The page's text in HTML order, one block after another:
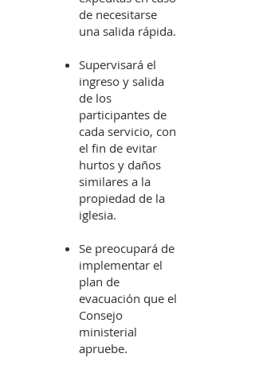
de necesitarse
una salida rápida.
Supervisará el
ingreso y salida
de los
participantes de
cada servicio, con
el fin de evitar
hurtos y daños
similares a la
propiedad de la
iglesia.
Se preocupará de
implementar el
plan de
evacuación que el
Consejo
ministerial
apruebe.